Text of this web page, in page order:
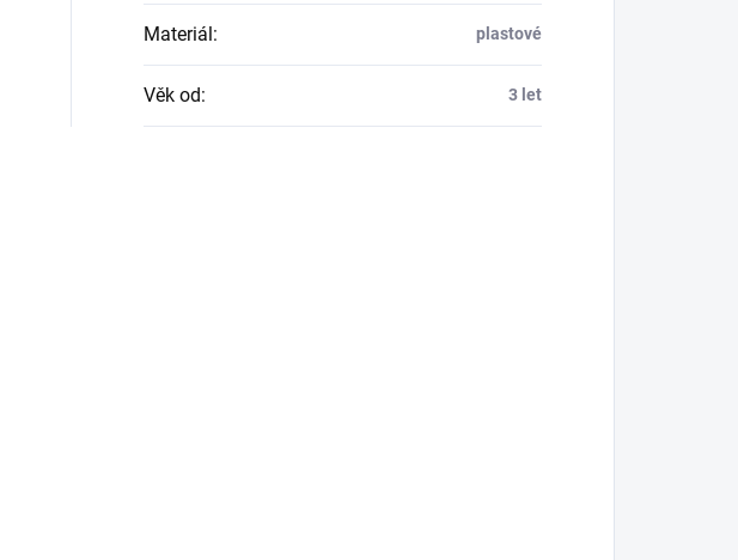
Materiál : plastové
Věk od: 3 let